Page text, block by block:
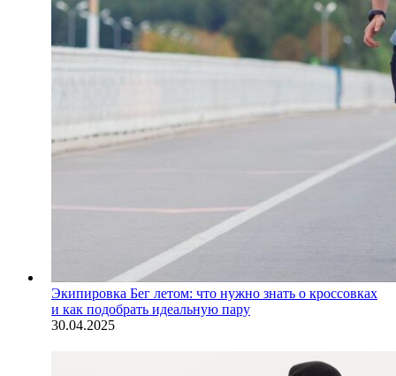
Экипировка Бег летом: что нужно знать о кроссовках
и как подобрать идеальную пару
30.04.2025